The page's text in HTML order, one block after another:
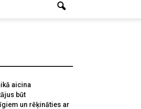
aicina
būt
un rēķināties ar